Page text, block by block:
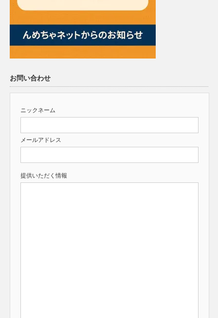
お問い合わせ
ニックネーム
メールアドレス
提供いただく情報